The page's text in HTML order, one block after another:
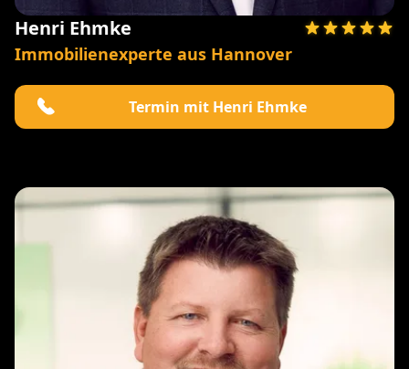
Henri Ehmke
Immobilienexperte aus Hannover
Termin mit Henri Ehmke